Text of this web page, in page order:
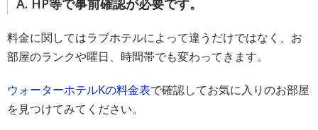
A. HP等で事前確認が必要です。
料金に関してはラブホテルによって違うだけではなく、お
部屋のランクや曜日、時間帯でも変わってきます。
ウォーターホテルKの料金表で確認してお気に入りのお部屋
を見つけてみてください。